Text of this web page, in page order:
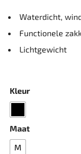
Waterdicht,
Functionele
Lichtgewicht
Kleur
Maat
M